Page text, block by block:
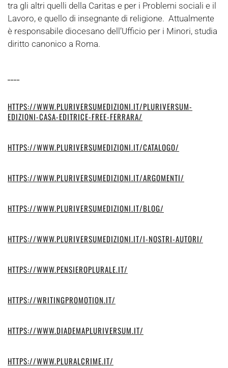
tra gli altri quelli della Caritas e per i Problemi sociali e il
Lavoro, e quello di insegnante di religione. Attualmente
è responsabile diocesano dell’Ufficio per i Minori, studia
diritto canonico a Roma.
HTTPS://WWW.PLURIVERSUMEDIZIONI.IT/PLURIVERSUM-
EDIZIONI-CASA-EDITRICE-FREE-FERRARA/
HTTPS://WWW.PLURIVERSUMEDIZIONI.IT/CATALOGO/
HTTPS://WWW.PLURIVERSUMEDIZIONI.IT/ARGOMENTI/
HTTPS://WWW.PLURIVERSUMEDIZIONI.IT/BLOG/
HTTPS://WWW.PLURIVERSUMEDIZIONI.IT/I-NOSTRI-AUTORI/
HTTPS://WWW.PENSIEROPLURALE.IT/
HTTPS://WRITINGPROMOTION.IT/
HTTPS://WWW.DIADEMAPLURIVERSUM.IT/
HTTPS://WWW.PLURALCRIME.IT/